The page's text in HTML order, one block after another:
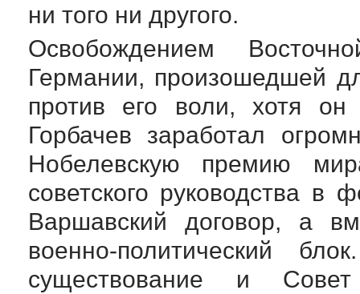
ни того ни другого.
Освобождением
Германии, произошедшей
против его воли, хотя
Горбачев заработал
Нобелевскую премию
советского руководства в
Варшавский договор, а
военно-политический
существование и Совет